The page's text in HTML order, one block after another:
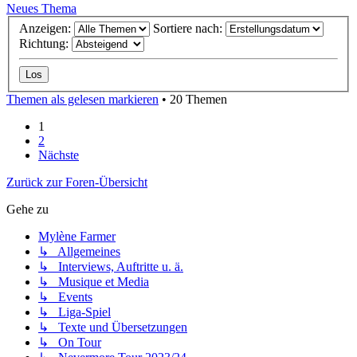
Neues Thema
Anzeigen:
Sortiere nach:
Richtung:
Themen als gelesen markieren • 20 Themen
1
2
Nächste
Zurück zur Foren-Übersicht
Gehe zu
Mylène Farmer
↳ Allgemeines
↳ Interviews, Auftritte u. ä.
↳ Musique et Media
↳ Events
↳ Liga-Spiel
↳ Texte und Übersetzungen
↳ On Tour